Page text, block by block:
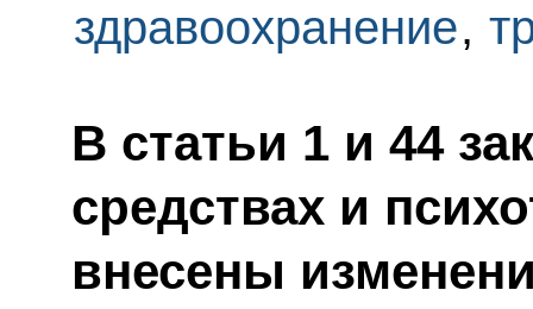
здравоохранение,
В статьи 1 и 44
средствах и
внесены